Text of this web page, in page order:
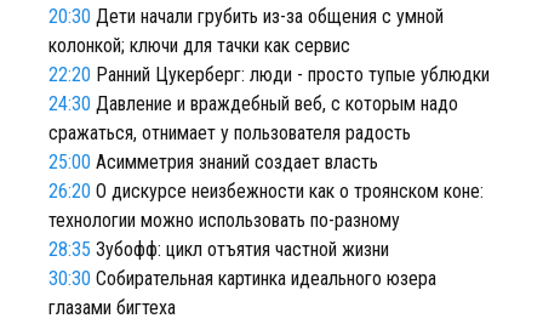
20:30 Дети начали грубить из-за общения с умной
колонкой; ключи для тачки как сервис
22:20 Ранний Цукерберг: люди - просто тупые ублюдки
24:30 Давление и враждебный веб, с которым надо
сражаться, отнимает у пользователя радость
25:00 Асимметрия знаний создает власть
26:20 О дискурсе неизбежности как о троянском коне:
технологии можно использовать по-разному
28:35 Зубофф: цикл отъятия частной жизни
30:30 Собирательная картинка идеального юзера
глазами бигтеха